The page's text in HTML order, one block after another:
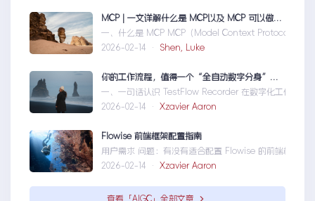
MCP | 一文详解什么是 MCP以及 MCP 可以做什么
一、什么是 MCP MCP（Model Context Protocol）是
2026-02-14 · Shen, Luke
你的工作流程，值得一个“全自动数字分身”：录制、截图、成文，一气呵成
一、一句话认识 TestFlow Recorder 在数字化工作环
2026-02-14 · Xzavier Aaron
Flowise 前端框架配置指南
用户需求 问题：有没有适合配置 Flowise 的前端框架
2026-02-14 · Xzavier Aaron
查看「AIGC」全部文章